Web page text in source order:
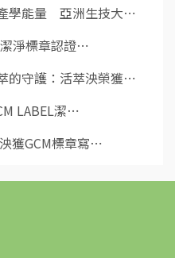
學能量 亞洲生技大⋯
淨標章認證⋯
的守護：活萃泱榮獲⋯
LABEL潔⋯
獲GCM標章寫⋯